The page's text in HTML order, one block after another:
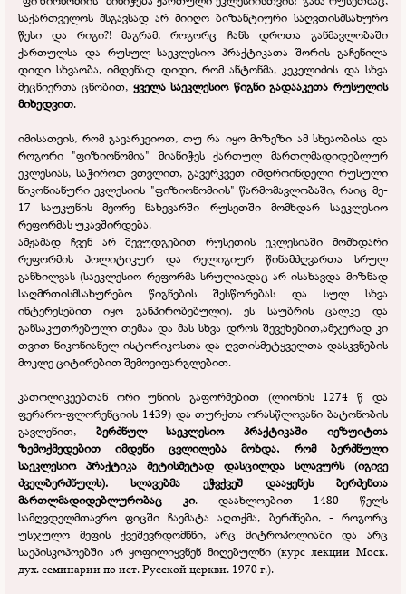
საქართველოს მსგავსად არ მიიღო ბიზანტიური საღვთისმსახურო
წესი და რიგი?! მაგრამ, როგორც ჩანს დროთა განმავლობაში
ქართულსა და რუსულ საეკლესიო პრაქტიკათა შორის გაჩენილა
დიდი სხვაობა, იმდენად დიდი, რომ ანტონმა, კეკელიძის და სხვა
მეცნიერთა ცნობით, ყველა საეკლესიო წიგნი გადააკეთა რუსულის
მიხედვით.
იმისათვის, რომ გავარკვიოთ, თუ რა იყო მიზეზი ამ სხვაობისა და
როგორი "ფიზიონომია" მიანიჭეს ქართულ მართლმადიდებლურ
ეკლესიას, საჭიროთ ვთვლით, გავერკვეთ იმდროინდელი რუსული
ნიკონიანური ეკლესიის "ფიზიონომიის" წარმომავლობაში, რაიც მე-
17 საუკუნის მეორე ნახევარში რუსეთში მომხდარ საეკლესიო
რეფორმას უკავშირდება.
ამჟამად ჩვენ არ შევუდგებით რუსეთის ეკლესიაში მომხდარი
რეფორმის პოლიტიკურ და რელიგიურ წინამძღვართა სრულ
განხილვას (საეკლესიო რეფორმა სრულიადაც არ ისახავდა მიზნად
საღმრთისმსახურებო წიგნების შესწორებას და სულ სხვა
ინტერესებით იყო განპირობებული). ეს საუბრის ცალკე და
განსაკუთრებული თემაა და მას სხვა დროს შევეხებით,ამჯერად კი
თვით ნიკონიანელ ისტორიკოსთა და ღვთისმეტყველთა დასკვნების
მოკლე ციტირებით შემოვიფარგლებით.
კათოლიკეებთან ორი უნიის გაფორმებით (ლიონის 1274 წ და
ფერარო-ფლორენციის 1439) და თურქთა ორასწლოვანი ბატონობის
გავლენით, ბერძნულ საეკლესიო პრაქტიკაში იეზუიტთა
ზემოქმედებით იმდენი ცვლილება მოხდა, რომ ბერძნული
საეკლესიო პრაქტიკა მეტისმეტად დასცილდა სლავურს (იგივე
ძველბერძნულს). სლავებმა ეჭვქვეშ დააყენეს ბერძენთა
მართლმადიდებლურობაც კი. დაახლოებით 1480 წელს
სამღვდელმთავრო ფიცში ჩაემატა აღთქმა, ბერძნები, -როგორც
უსჯულო მეფის ქვეშევრდომნნი, არც მიტროპოლიაში და არც
საეპისკოპოებში არ ყოფილიყვნენ მიღებულნი (курс лекции Моск.
дух. семинарии по ист. Русской церкви. 1970 г.).